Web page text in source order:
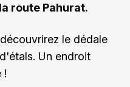
route Pahurat.
le dédale
Un endroit
!